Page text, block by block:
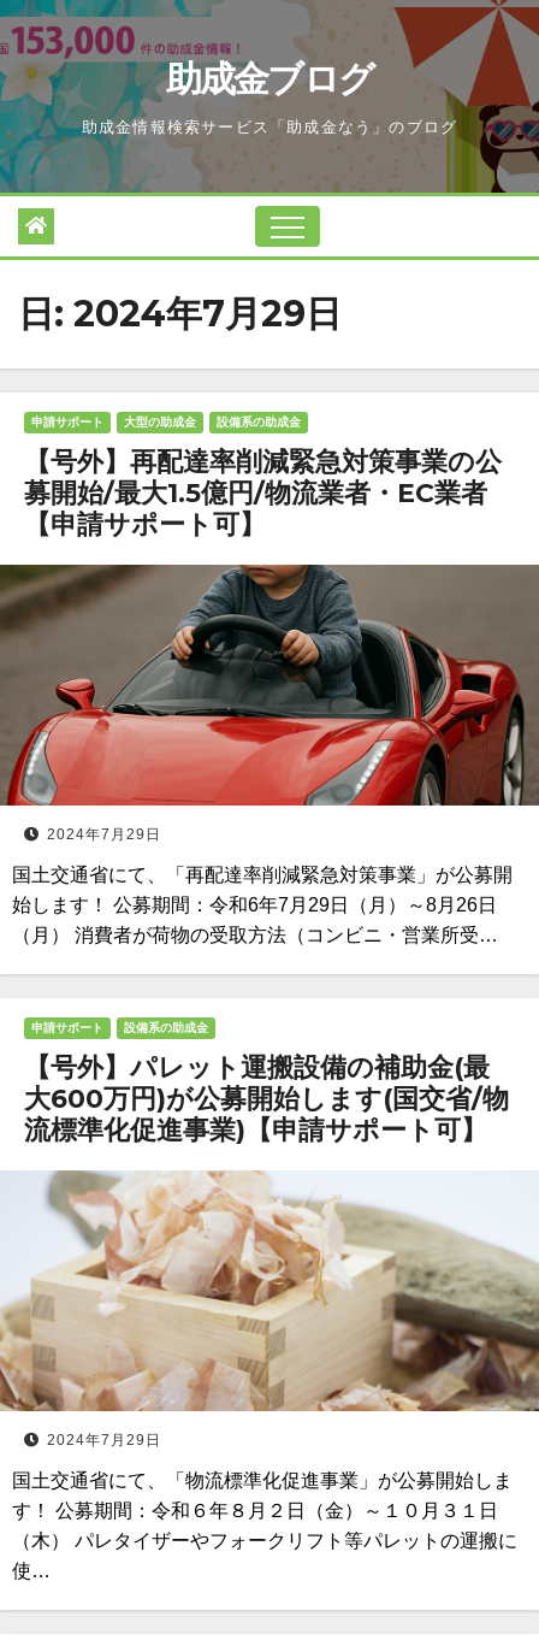
Skip
to
content
助成金ブログ
助成金情報検索サービス「助成金なう」のブログ
日: 2024年7月29日
申請サポート 大型の助成金 設備系の助成金
【号外】再配達率削減緊急対策事業の公
募開始/最大1.5億円/物流業者・EC業者
【申請サポート可】
2024年7月29日
国土交通省にて、「再配達率削減緊急対策事業」が公募開
始します！ 公募期間：令和6年7月29日（月）～8月26日
（月） 消費者が荷物の受取方法（コンビニ・営業所受…
申請サポート 設備系の助成金
【号外】パレット運搬設備の補助金(最
大600万円)が公募開始します(国交省/物
流標準化促進事業)【申請サポート可】
2024年7月29日
国土交通省にて、「物流標準化促進事業」が公募開始しま
す！ 公募期間：令和６年８月２日（金）～１０月３１日
（木） パレタイザーやフォークリフト等パレットの運搬に
使…